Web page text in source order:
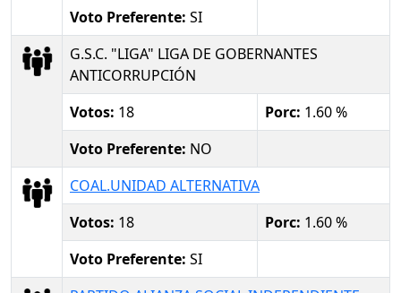
Voto Preferente: SI
G.S.C. "LIGA" LIGA DE GOBERNANTES
ANTICORRUPCIÓN
Votos: 18 Porc: 1.60 %
Voto Preferente: NO
COAL.UNIDAD ALTERNATIVA
Votos: 18 Porc: 1.60 %
Voto Preferente: SI